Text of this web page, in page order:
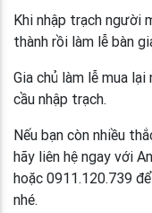
Khi nhập trạch người
thành rồi làm lễ bàn
Gia chủ làm lễ mua
cầu nhập trạch.
Nếu bạn còn nhiều
hãy liên hệ ngay với
hoặc 0911.120.739
nhé.